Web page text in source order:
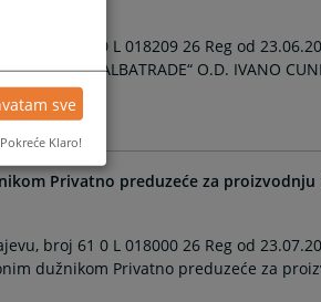
broj 61 0 L 018209 26 Reg od
„ALBATRADE“ O.D. IVANO
Privatno preduzeće za proizvodnju
broj 61 0 L 018000 26 Reg od
dužnikom Privatno preduzeće za
sve
Pokreće Klaro!